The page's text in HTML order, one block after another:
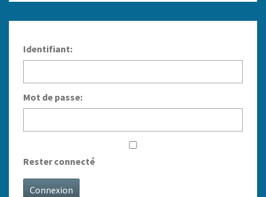
Identifiant:
Mot de passe:
Rester connecté
Connexion